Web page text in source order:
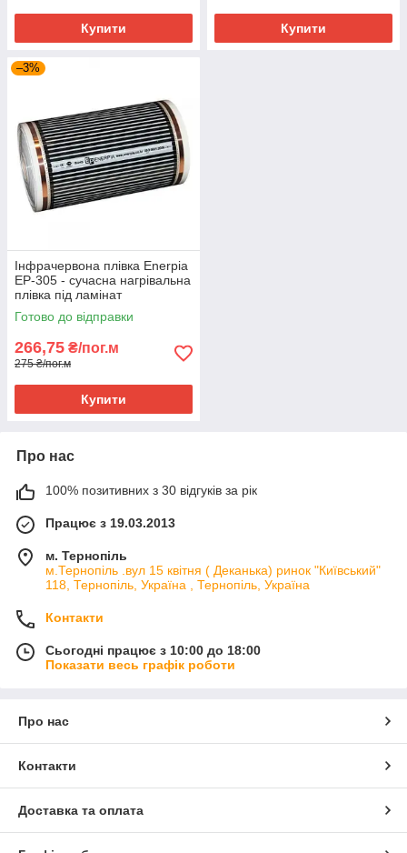
Купити Купити
–3%
Інфрачервона плівка Enerpia
EP-305 - сучасна нагрівальна
плівка під ламінат
Готово до відправки
266,75 ₴/пог.м
275 ₴/пог.м
Купити
Про нас
100% позитивних з 30 відгуків за рік
Працює з 19.03.2013
м. Тернопіль
м.Тернопіль .вул 15 квітня ( Деканька) ринок "Київський"
118, Тернопіль, Україна , Тернопіль, Україна
Контакти
Сьогодні працює з 10:00 до 18:00
Показати весь графік роботи
Про нас
Контакти
Доставка та оплата